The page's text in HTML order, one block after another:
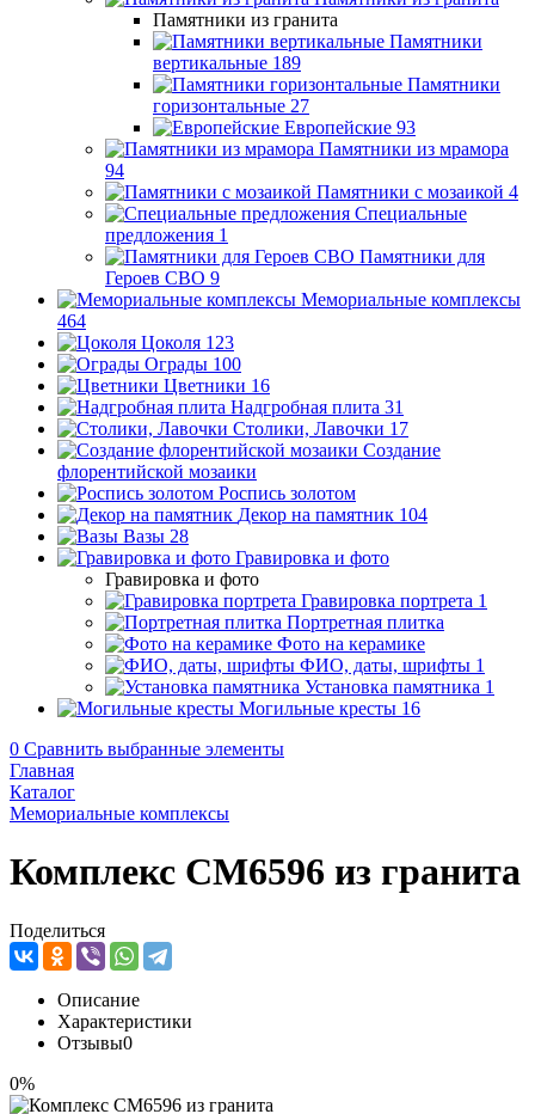
Памятники из гранита
Памятники
вертикальные 189
Памятники
горизонтальные 27
Европейские 93
Памятники из мрамора
94
Памятники с мозаикой 4
Специальные
предложения 1
Памятники для
Героев СВО 9
Мемориальные комплексы
464
Цоколя 123
Ограды 100
Цветники 16
Надгробная плита 31
Столики, Лавочки 17
Создание
флорентийской мозаики
Роспись золотом
Декор на памятник 104
Вазы 28
Гравировка и фото
Гравировка и фото
Гравировка портрета 1
Портретная плитка
Фото на керамике
ФИО, даты, шрифты 1
Установка памятника 1
Могильные кресты 16
0 Сравнить выбранные элементы
Главная
Каталог
Мемориальные комплексы
Комплекс CM6596 из гранита
Поделиться
Описание
Характеристики
Отзывы0
0%